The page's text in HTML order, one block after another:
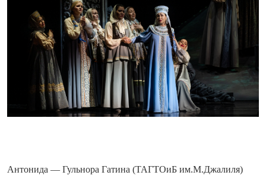
Антонида — Гульнора Гатина (ТАГТОиБ им.М.Джалиля)